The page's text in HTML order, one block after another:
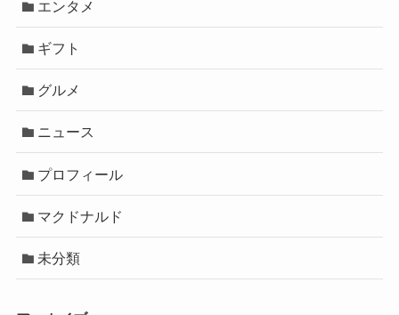
エンタメ
ギフト
グルメ
ニュース
プロフィール
マクドナルド
未分類